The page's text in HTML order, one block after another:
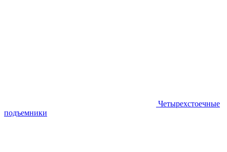
Четырехстоечные
подъемники